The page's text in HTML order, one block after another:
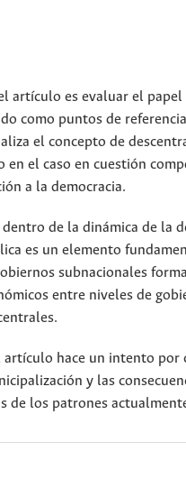
artículo es evaluar el
como puntos de
el concepto de
en el caso en cuestión
a la democracia.
dentro de la dinámica de la
es un elemento
subnacionales
entre niveles de
artículo hace un intento por
y las
de los patrones